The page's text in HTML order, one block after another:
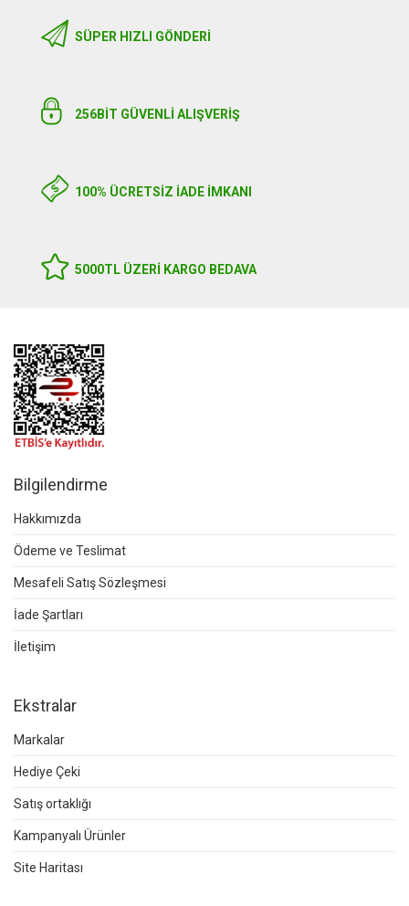
SÜPER HIZLI GÖNDERI
256BIT GÜVENLİ ALIŞVERİŞ
100% ÜCRETSİZ İADE İMKANI
5000TL ÜZERI KARGO BEDAVA
Bilgilendirme
Hakkımızda
Ödeme ve Teslimat
Mesafeli Satış Sözleşmesi
İade Şartları
İletişim
Ekstralar
Markalar
Hediye Çeki
Satış ortaklığı
Kampanyalı Ürünler
Site Haritası